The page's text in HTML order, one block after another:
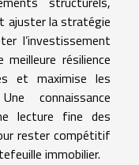
ajuster la stratégie
l’investissement
résilience
et maximise les
connaissance
lecture fine des
rester compétitif
immobilier.